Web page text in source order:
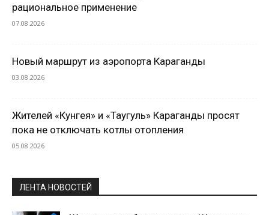
рациональное применение
07.08.2026
Новый маршрут из аэропорта Караганды
03.08.2026
Жителей «Кунгея» и «Таугуль» Караганды просят
пока не отключать котлы отопления
05.08.2026
ЛЕНТА НОВОСТЕЙ